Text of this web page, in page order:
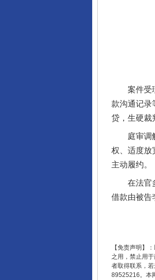
案件受理
款沟通记录
贷，生硬裁
庭审调解
权、适度放
主动履约。
在法官多
借款由被告
【免责声明】
之用，禁止用
者取得联系，
89525216。本
东山县通